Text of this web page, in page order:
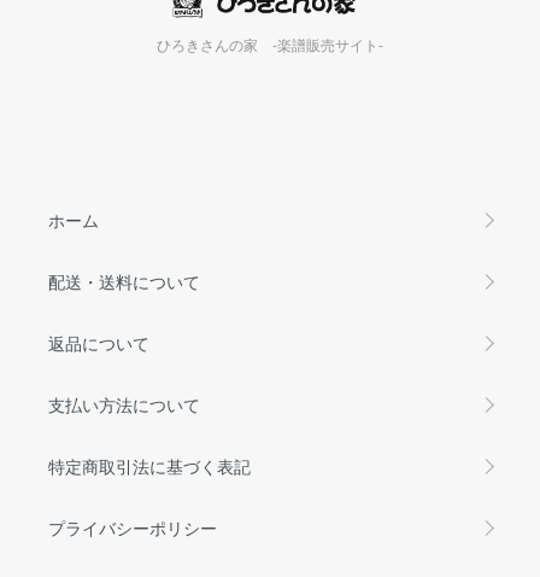
ひろきさんの家 -楽譜販売サイト-
ホーム
配送・送料について
返品について
支払い方法について
特定商取引法に基づく表記
プライバシーポリシー